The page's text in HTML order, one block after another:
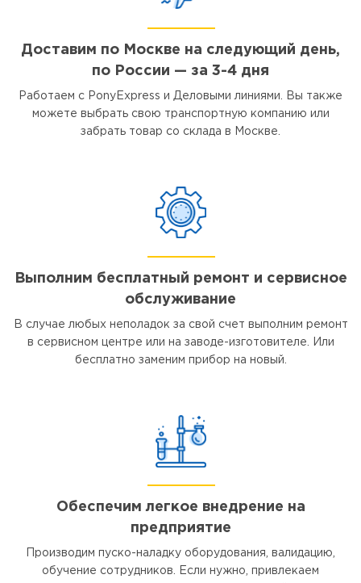
Доставим по Москве на следующий день,
по России — за 3-4 дня
Работаем с PonyExpress и Деловыми линиями. Вы также
можете выбрать свою транспортную компанию или
забрать товар со склада в Москве.
Выполним бесплатный ремонт и сервисное
обслуживание
В случае любых неполадок за свой счет выполним ремонт
в сервисном центре или на заводе-изготовителе. Или
бесплатно заменим прибор на новый.
Обеспечим легкое внедрение на
предприятие
Производим пуско-наладку оборудования, валидацию,
обучение сотрудников. Если нужно, привлекаем